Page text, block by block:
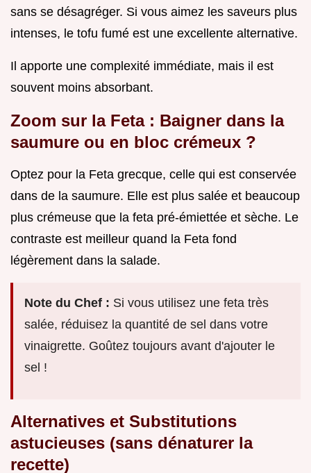
sans se désagréger. Si vous aimez les saveurs plus
intenses, le tofu fumé est une excellente alternative.
Il apporte une complexité immédiate, mais il est
souvent moins absorbant.
Zoom sur la Feta : Baigner dans la
saumure ou en bloc crémeux ?
Optez pour la Feta grecque, celle qui est conservée
dans de la saumure. Elle est plus salée et beaucoup
plus crémeuse que la feta pré-émiettée et sèche. Le
contraste est meilleur quand la Feta fond
légèrement dans la salade.
Note du Chef : Si vous utilisez une feta très
salée, réduisez la quantité de sel dans votre
vinaigrette. Goûtez toujours avant d'ajouter le
sel !
Alternatives et Substitutions
astucieuses (sans dénaturer la
recette)